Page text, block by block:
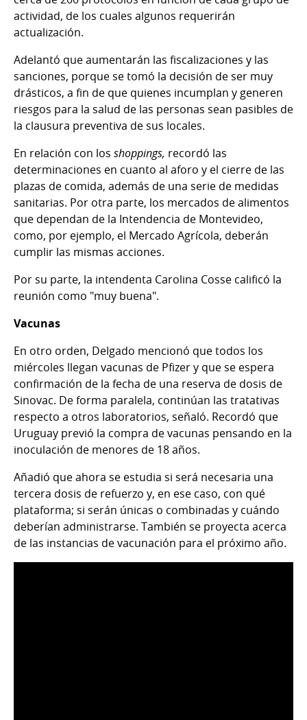
actividad, de los cuales algunos requerirán
actualización.
Adelantó que aumentarán las fiscalizaciones y las
sanciones, porque se tomó la decisión de ser muy
drásticos, a fin de que quienes incumplan y generen
riesgos para la salud de las personas sean pasibles de
la clausura preventiva de sus locales.
En relación con los shoppings, recordó las
determinaciones en cuanto al aforo y el cierre de las
plazas de comida, además de una serie de medidas
sanitarias. Por otra parte, los mercados de alimentos
que dependan de la Intendencia de Montevideo,
como, por ejemplo, el Mercado Agrícola, deberán
cumplir las mismas acciones.
Por su parte, la intendenta Carolina Cosse calificó la
reunión como "muy buena".
Vacunas
En otro orden, Delgado mencionó que todos los
miércoles llegan vacunas de Pfizer y que se espera
confirmación de la fecha de una reserva de dosis de
Sinovac. De forma paralela, continúan las tratativas
respecto a otros laboratorios, señaló. Recordó que
Uruguay previó la compra de vacunas pensando en la
inoculación de menores de 18 años.
Añadió que ahora se estudia si será necesaria una
tercera dosis de refuerzo y, en ese caso, con qué
plataforma; si serán únicas o combinadas y cuándo
deberían administrarse. También se proyecta acerca
de las instancias de vacunación para el próximo año.